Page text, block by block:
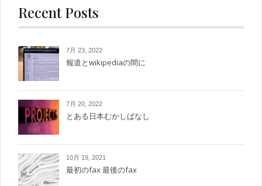
Recent Posts
7月 23, 2022
報道とwikipediaの間に
7月 20, 2022
とある日本むかしばなし
10月 19, 2021
最初のfax 最後のfax